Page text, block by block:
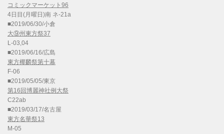
コミックマーケット96
4日目(月曜日)南 ネ-21a
■2019/06/30/小倉
大⑨州東方祭37
L-03,04
■2019/06/16/広島
東方椰麟祭第十幕
F-06
■2019/05/05/東京
第16回博麗神社例大祭
C22ab
■2019/03/17/名古屋
東方名華祭13
M-05